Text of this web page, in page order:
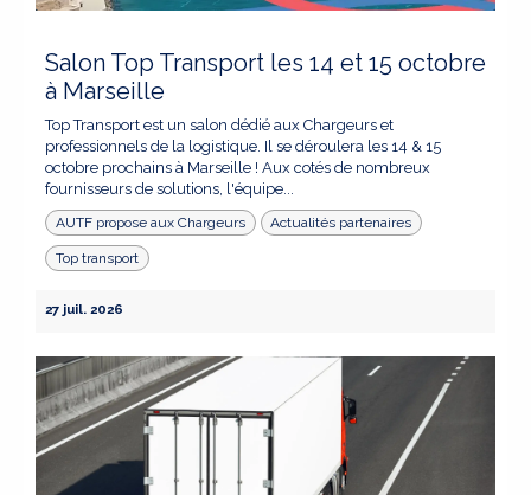
Salon Top Transport les 14 et 15 octobre
à Marseille
Top Transport est un salon dédié aux Chargeurs et
professionnels de la logistique. Il se déroulera les 14 & 15
octobre prochains à Marseille ! Aux cotés de nombreux
fournisseurs de solutions, l'équipe...
AUTF propose aux Chargeurs Actualités partenaires
Top transport
27 juil. 2026